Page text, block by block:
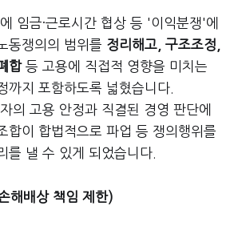
임금·근로시간 협상 등 '이익분쟁'에
동쟁의의 범위를 정리해고, 구조조정,
합등 고용에 직접적 영향을 미치는
까지 포함하도록 넓혔습니다.
의 고용 안정과 직결된 경영 판단에
합이 합법적으로 파업 등 쟁의행위를
를 낼 수 있게 되었습니다.
해배상 책임 제한)